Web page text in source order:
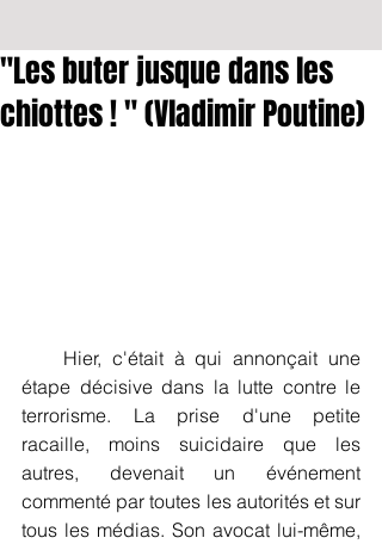
"Les buter jusque dans les
chiottes ! " (Vladimir Poutine)
étape décisive dans la lutte contre le
terrorisme. La prise d'une petite
racaille, moins suicidaire que les
autres, devenait un événement
commenté par toutes les autorités et sur
tous les médias. Son avocat lui-même,